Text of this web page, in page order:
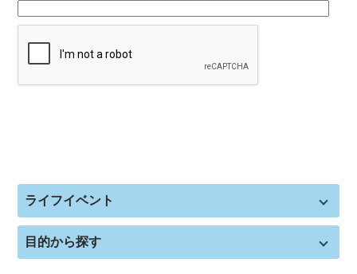
ライフイベント
目的から探す